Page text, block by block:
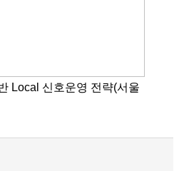
Local 신호운영 전략(서울